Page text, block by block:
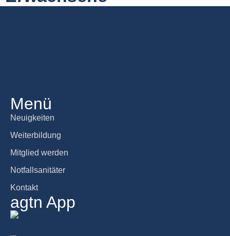
Menü
Neuigkeiten
Weiterbildung
Mitglied werden
Notfallsanitäter
Kontakt
agtn App